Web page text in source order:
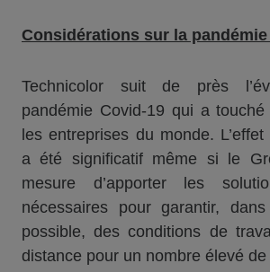
Considérations sur la
Technicolor suit de près
pandémie Covid-19 qui a
les entreprises du monde.
a été significatif même si le
mesure d’apporter les
nécessaires pour garantir,
possible, des conditions de
distance pour un nombre élevé